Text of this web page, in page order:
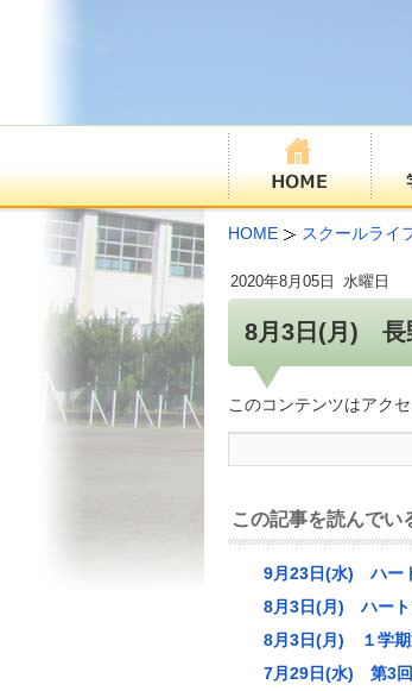
HOME スクールライ
8月3日(月) 長
2020年8月05日 水曜日
このコンテンツはアク
この記事を読んでい
9月23日(水) ハー
8月3日(月) ハート
8月3日(月) １学期
7月29日(水) 第3回